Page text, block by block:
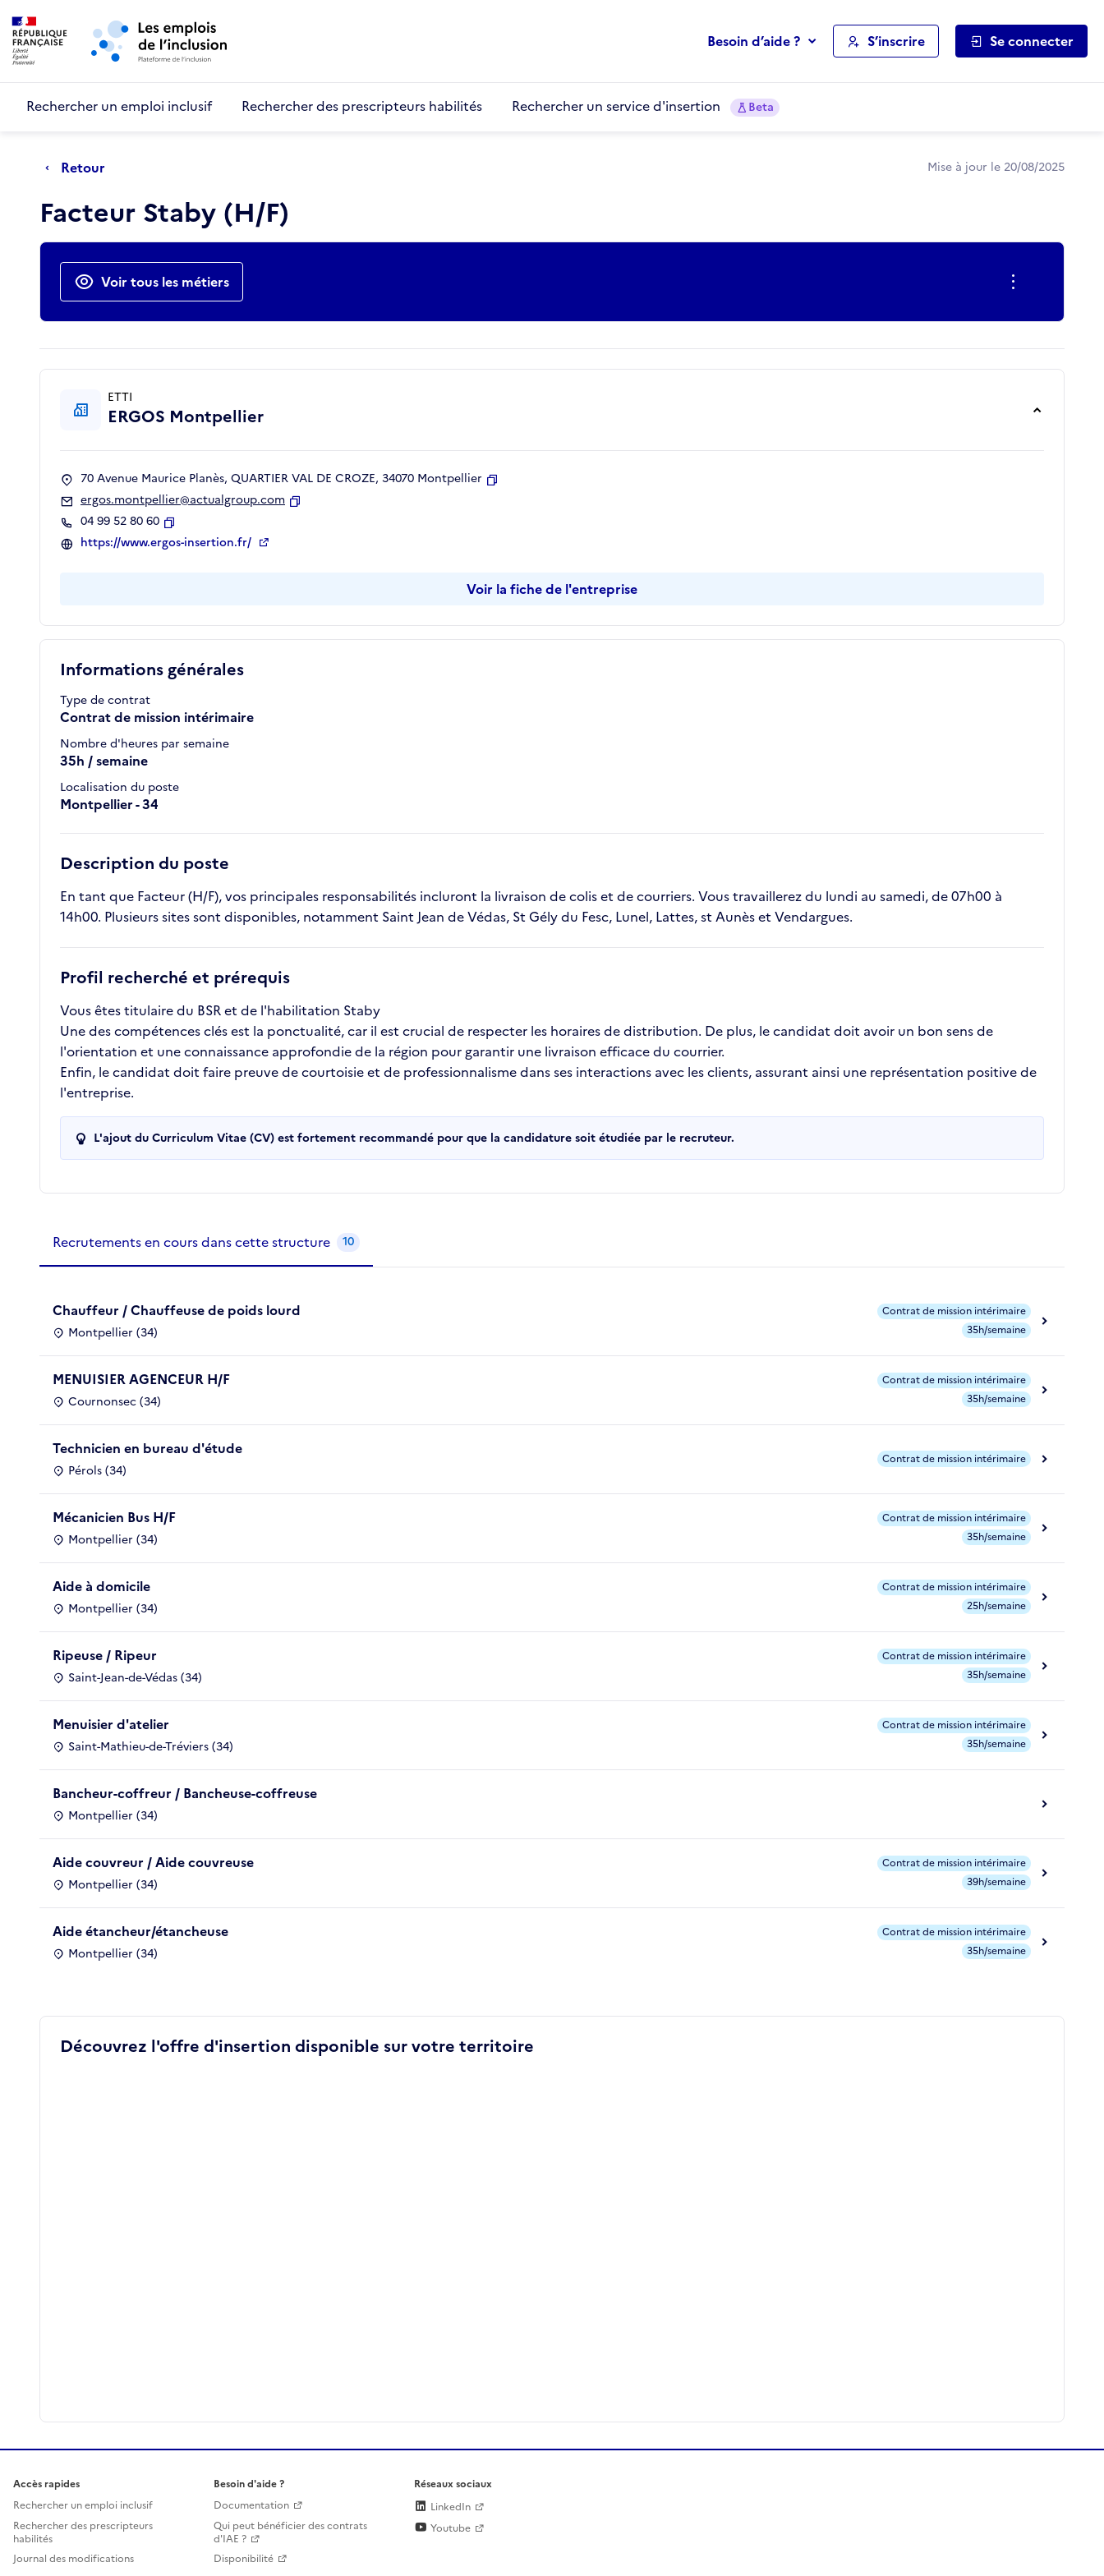
Aller au menu principal
Besoin d’aide ? S’inscrire Se connecter
Rechercher un emploi inclusif Rechercher des prescripteurs habilités Rechercher un service d'insertion Beta
Retour Mise à jour le 20/08/2025
Facteur Staby (H/F)
Actions rapides
Voir tous les métiers
Informations générales
Type de contrat
Contrat de mission intérimaire
Nombre d'heures par semaine
35h / semaine
Localisation du poste
Montpellier - 34
Description du poste
En tant que Facteur (H/F), vos principales responsabilités incluront la livraison de colis et de courriers. Vous travaillerez du lundi au samedi, de 07h00 à
14h00. Plusieurs sites sont disponibles, notamment Saint Jean de Védas, St Gély du Fesc, Lunel, Lattes, st Aunès et Vendargues.
Profil recherché et prérequis
Vous êtes titulaire du BSR et de l'habilitation Staby
Une des compétences clés est la ponctualité, car il est crucial de respecter les horaires de distribution. De plus, le candidat doit avoir un bon sens de
l'orientation et une connaissance approfondie de la région pour garantir une livraison efficace du courrier.
Enfin, le candidat doit faire preuve de courtoisie et de professionnalisme dans ses interactions avec les clients, assurant ainsi une représentation positive de
l'entreprise.
L'ajout du Curriculum Vitae (CV) est fortement recommandé pour que la candidature soit étudiée par le recruteur.
ETTI
ERGOS Montpellier
70 Avenue Maurice Planès, QUARTIER VAL DE CROZE, 34070 Montpellier
ergos.montpellier@actualgroup.com
04 99 52 80 60
Copier
https://www.ergos-insertion.fr/
Voir la fiche de l'entreprise
Recrutements de la structure
Recrutements en cours dans cette structure 10
Chauffeur / Chauffeuse de poids lourd
Montpellier (34)
Contrat de mission intérimaire
35h/semaine
MENUISIER AGENCEUR H/F
Cournonsec (34)
Contrat de mission intérimaire
35h/semaine
Technicien en bureau d'étude
Pérols (34)
Contrat de mission intérimaire
Mécanicien Bus H/F
Montpellier (34)
Contrat de mission intérimaire
35h/semaine
Aide à domicile
Montpellier (34)
Contrat de mission intérimaire
25h/semaine
Ripeuse / Ripeur
Saint-Jean-de-Védas (34)
Contrat de mission intérimaire
35h/semaine
Menuisier d'atelier
Saint-Mathieu-de-Tréviers (34)
Contrat de mission intérimaire
35h/semaine
Bancheur-coffreur / Bancheuse-coffreuse
Montpellier (34)
Aide couvreur / Aide couvreuse
Montpellier (34)
Contrat de mission intérimaire
39h/semaine
Aide étancheur/étancheuse
Montpellier (34)
Contrat de mission intérimaire
35h/semaine
Découvrez l'offre d'insertion disponible sur votre territoire
Accès rapides
Rechercher un emploi inclusif
Rechercher des prescripteurs
habilités
Journal des modifications
Besoin d'aide ?
Documentation
Qui peut bénéficier des contrats
d'IAE ?
Disponibilité
Réseaux sociaux
LinkedIn
Youtube